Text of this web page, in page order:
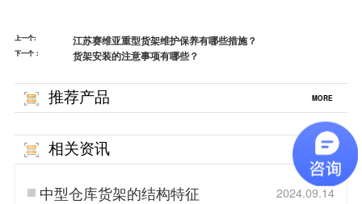
上一个: 江苏赛维亚重型货架维护保养有哪些措施？
下一个： 货架安装的注意事项有哪些？
推荐产品 MORE
相关资讯 MORE
中型仓库货架的结构特征 2024.09.14